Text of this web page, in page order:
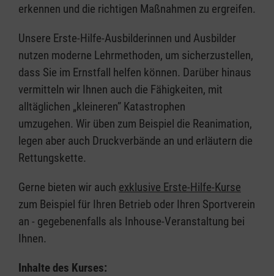
erkennen und die richtigen Maßnahmen zu ergreifen.
Unsere Erste-Hilfe-Ausbilderinnen und Ausbilder
nutzen moderne Lehrmethoden, um sicherzustellen,
dass Sie im Ernstfall helfen können. Darüber hinaus
vermitteln wir Ihnen auch die Fähigkeiten, mit
alltäglichen „kleineren” Katastrophen
umzugehen. Wir üben zum Beispiel die Reanimation,
legen aber auch Druckverbände an und erläutern die
Rettungskette.
Gerne bieten wir auch exklusive Erste-Hilfe-Kurse
zum Beispiel für Ihren Betrieb oder Ihren Sportverein
an - gegebenenfalls als Inhouse-Veranstaltung bei
Ihnen.
Inhalte des Kurses: